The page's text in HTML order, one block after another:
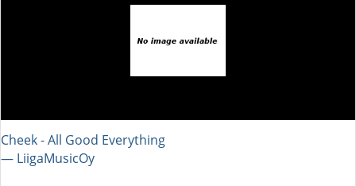
Cheek - All Good Everything
― LiigaMusicOy